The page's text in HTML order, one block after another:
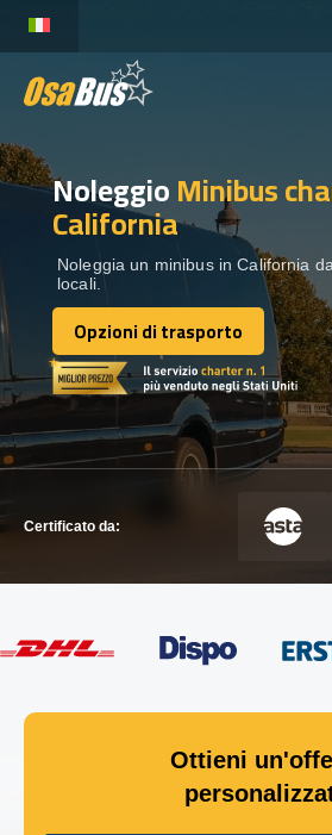
content
NOLEGGIO AUTOBUS
DESTINAZIONI
FLOTTA
METTITI IN CONTATTO
METTITI IN CONTATTO
NoleggioMinibus
California
Noleggia un minibus in California
locali.
Opzioni di trasporto
Opzioni di trasporto
Certificato da:
Ottieni